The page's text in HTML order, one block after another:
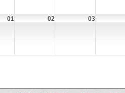
01 02 03